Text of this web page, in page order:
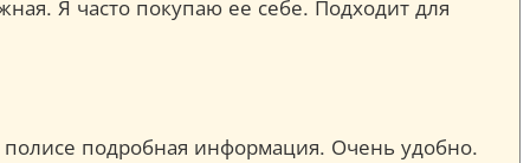
Я часто покупаю ее себе. Подходит для
подробная информация. Очень удобно.